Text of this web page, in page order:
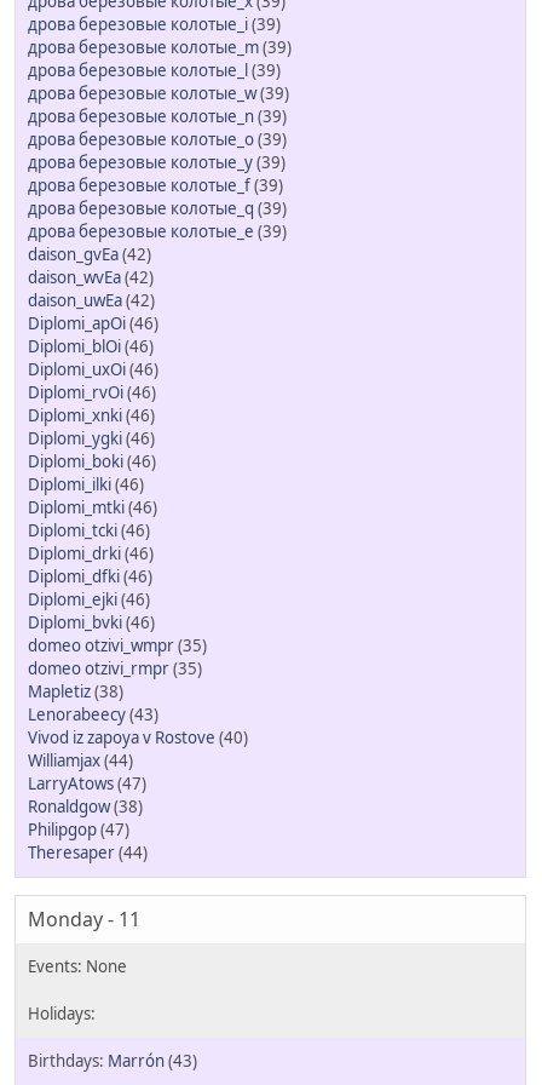
дрова березовые колотые_i(39)
дрова березовые колотые_m(39)
дрова березовые колотые_l
(39)
дрова березовые колотые_w(39)
дрова березовые колотые_n(39)
дрова березовые колотые_o(39)
дрова березовые колотые_y(39)
дрова березовые колотые_f(39)
дрова березовые колотые_q (39)
дрова березовые колотые_e (39)
daison_gvEa(42)
daison_wvEa(42)
daison_uwEa(42)
Diplomi_apOi(46)
Diplomi_blOi(46)
Diplomi_uxOi(46)
Diplomi_rvOi(46)
Diplomi_xnki(46)
Diplomi_ygki(46)
Diplomi_boki(46)
Diplomi_ilki(46)
Diplomi_mtki(46)
Diplomi_tcki(46)
Diplomi_drki(46)
Diplomi_dfki(46)
Diplomi_ejki(46)
Diplomi_bvki(46)
domeo otzivi_wmpr(35)
domeo otzivi_rmpr(35)
Mapletiz(38)
Lenorabeecy(43)
Vivod iz zapoya v Rostove (40)
Williamjax(44)
LarryAtows(47)
Ronaldgow(38)
Philipgop(47)
Theresaper(44)
Monday - 11
Marrón(43)